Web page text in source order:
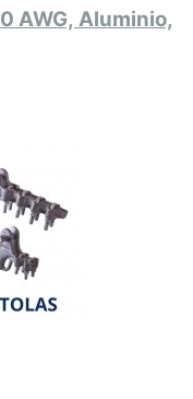
AWG, Aluminio,